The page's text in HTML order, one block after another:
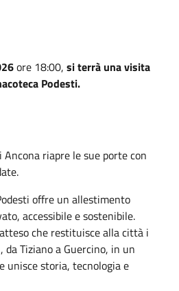
ore 18:00, si terrà una visita
Podesti.
Ancona riapre le sue porte con
offre un allestimento
accessibile e sostenibile.
che restituisce alla città i
Tiziano a Guercino, in un
unisce storia, tecnologia e